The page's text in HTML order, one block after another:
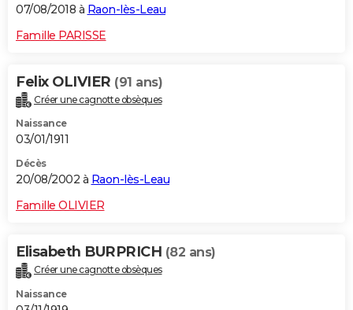
07/08/2018 à Raon-lès-Leau
Famille PARISSE
Felix OLIVIER (91 ans)
Créer une cagnotte obsèques
Naissance
03/01/1911
Décès
20/08/2002 à Raon-lès-Leau
Famille OLIVIER
Elisabeth BURPRICH (82 ans)
Créer une cagnotte obsèques
Naissance